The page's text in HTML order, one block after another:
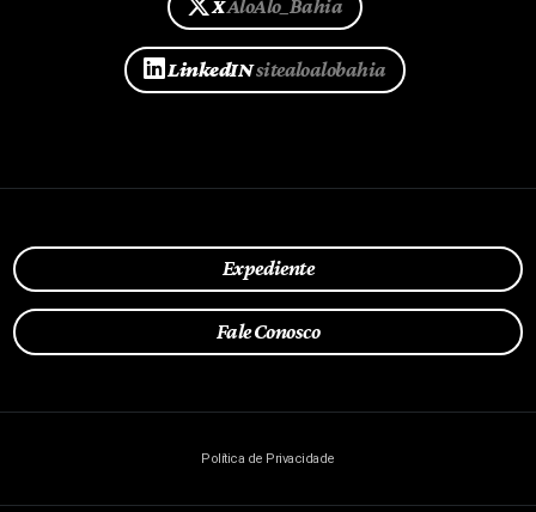
XAloAlo_Bahia
LinkedINsitealoalobahia
Expediente
Fale Conosco
Política de Privacidade